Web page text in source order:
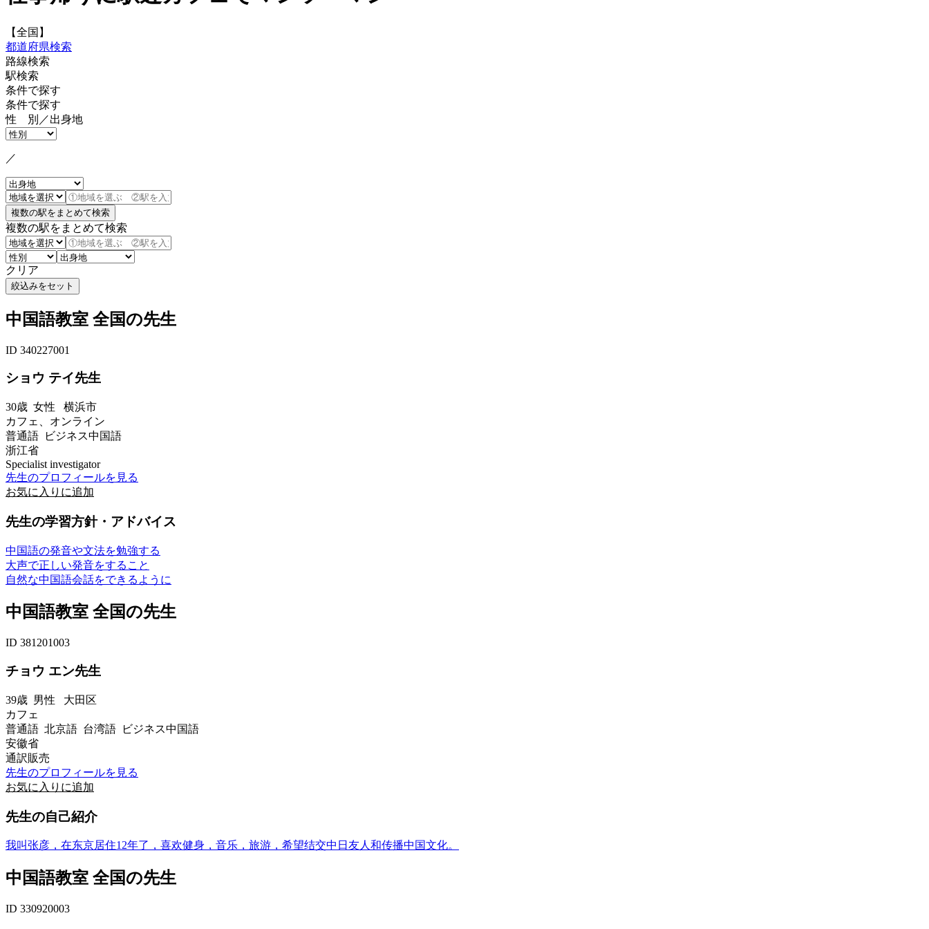
【全国】
都道府県検索
路線検索
駅検索
条件で探す
条件で探す
性 別／出身地
／
複数の駅をまとめて検索
クリア
中国語教室 全国の先生
ID 340227001
ショウ テイ先生
30歳 女性 横浜市
カフェ、オンライン
普通語 ビジネス中国語
浙江省
Specialist investigator
先生のプロフィールを見る
お気に入りに追加
先生の学習方針・アドバイス
中国語の発音や文法を勉強する
大声で正しい発音をすること
自然な中国語会話をできるように
中国語教室 全国の先生
ID 381201003
チョウ エン先生
39歳 男性 大田区
カフェ
普通語 北京語 台湾語 ビジネス中国語
安徽省
通訳販売
先生のプロフィールを見る
お気に入りに追加
先生の自己紹介
我叫张彦，在东京居住12年了，喜欢健身，音乐，旅游，希望结交中日友人和传播中国文化。
中国語教室 全国の先生
ID 330920003